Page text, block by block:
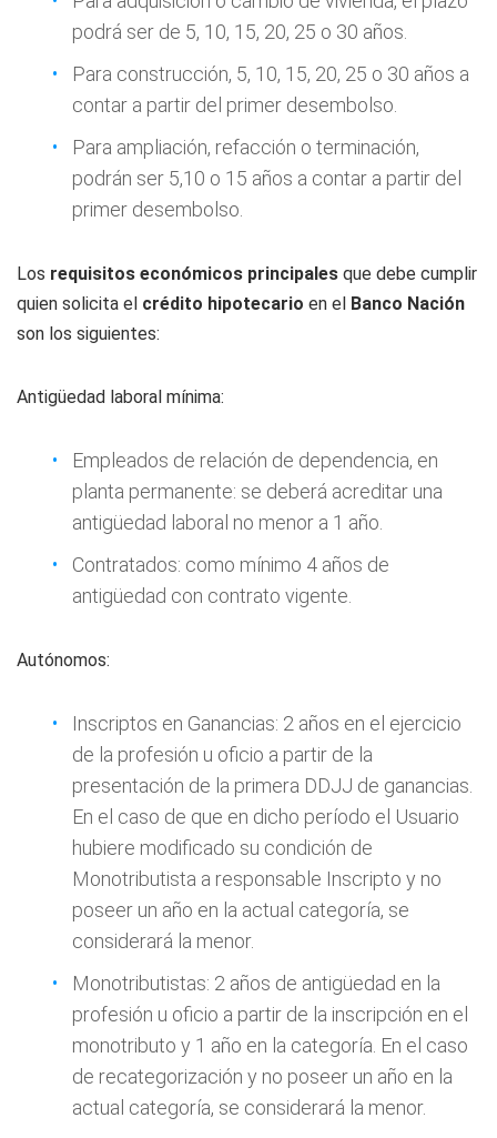
podrá ser de 5, 10, 15, 20, 25 o 30 años.
Para construcción, 5, 10, 15, 20, 25 o 30 años a
contar a partir del primer desembolso.
Para ampliación, refacción o terminación,
podrán ser 5,10 o 15 años a contar a partir del
primer desembolso.
Los requisitos económicos principales que debe cumplir
quien solicita el crédito hipotecario en el Banco Nación
son los siguientes:
Antigüedad laboral mínima:
Empleados de relación de dependencia, en
planta permanente: se deberá acreditar una
antigüedad laboral no menor a 1 año.
Contratados: como mínimo 4 años de
antigüedad con contrato vigente.
Autónomos:
Inscriptos en Ganancias: 2 años en el ejercicio
de la profesión u oficio a partir de la
presentación de la primera DDJJ de ganancias.
En el caso de que en dicho período el Usuario
hubiere modificado su condición de
Monotributista a responsable Inscripto y no
poseer un año en la actual categoría, se
considerará la menor.
Monotributistas: 2 años de antigüedad en la
profesión u oficio a partir de la inscripción en el
monotributo y 1 año en la categoría. En el caso
de recategorización y no poseer un año en la
actual categoría, se considerará la menor.